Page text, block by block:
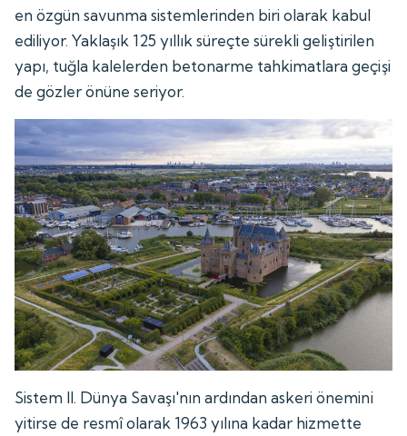
en özgün savunma sistemlerinden biri olarak kabul
ediliyor. Yaklaşık 125 yıllık süreçte sürekli geliştirilen
yapı, tuğla kalelerden betonarme tahkimatlara geçişi
de gözler önüne seriyor.
Sistem II. Dünya Savaşı'nın ardından askeri önemini
yitirse de resmî olarak 1963 yılına kadar hizmette